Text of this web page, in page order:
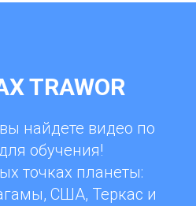
TRAWOR
найдете видео по
обучения!
точках планеты:
США, Теркас и